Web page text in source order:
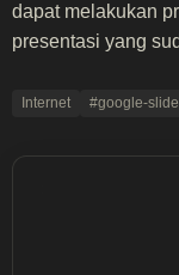
dapat melakukan
presentasi yang
Internet #google-